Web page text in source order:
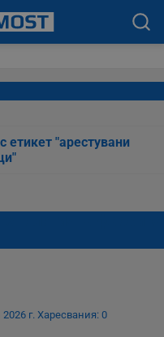
етикет "арестувани
г. Харесвания: 0